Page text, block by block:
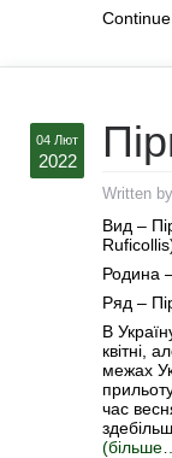
04 Лют
2022
Written by
Вид –
Родина
Ряд –
В
квітні,
межах
час